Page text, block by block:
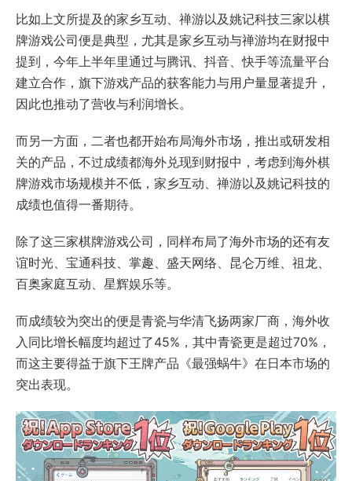
比如上文所提及的家乡互动、禅游以及姚记科技三家以棋
牌游戏公司便是典型，尤其是家乡互动与禅游均在财报中
提到，今年上半年里通过与腾讯、抖音、快手等流量平台
建立合作，旗下游戏产品的获客能力与用户量显著提升，
因此也推动了营收与利润增长。
而另一方面，二者也都开始布局海外市场，推出或研发相
关的产品，不过成绩都海外兑现到财报中，考虑到海外棋
牌游戏市场规模并不低，家乡互动、禅游以及姚记科技的
成绩也值得一番期待。
除了这三家棋牌游戏公司，同样布局了海外市场的还有友
谊时光、宝通科技、掌趣、盛天网络、昆仑万维、祖龙、
百奥家庭互动、星辉娱乐等。
而成绩较为突出的便是青瓷与华清飞扬两家厂商，海外收
入同比增长幅度均超过了45%，其中青瓷更是超过70%，
而这主要得益于旗下王牌产品《最强蜗牛》在日本市场的
突出表现。